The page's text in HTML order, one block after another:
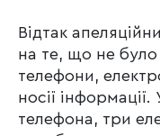
Відтак
на те, що не
телефони,
носії
телефона, три